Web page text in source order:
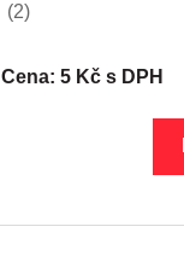
(2)
Cena: 5 Kč s DPH